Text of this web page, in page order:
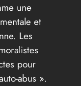
une
et
Les
pour
abus ».